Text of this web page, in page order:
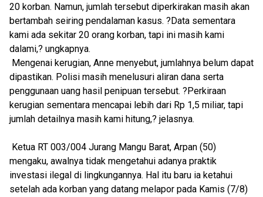
20 korban. Namun, jumlah tersebut diperkirakan masih akan
bertambah seiring pendalaman kasus. ?Data sementara
kami ada sekitar 20 orang korban, tapi ini masih kami
dalami,? ungkapnya.
Mengenai kerugian, Anne menyebut, jumlahnya belum dapat
dipastikan. Polisi masih menelusuri aliran dana serta
penggunaan uang hasil penipuan tersebut. ?Perkiraan
kerugian sementara mencapai lebih dari Rp 1,5 miliar, tapi
jumlah detailnya masih kami hitung,? jelasnya.
Ketua RT 003/004 Jurang Mangu Barat, Arpan (50)
mengaku, awalnya tidak mengetahui adanya praktik
investasi ilegal di lingkungannya. Hal itu baru ia ketahui
setelah ada korban yang datang melapor pada Kamis (7/8)